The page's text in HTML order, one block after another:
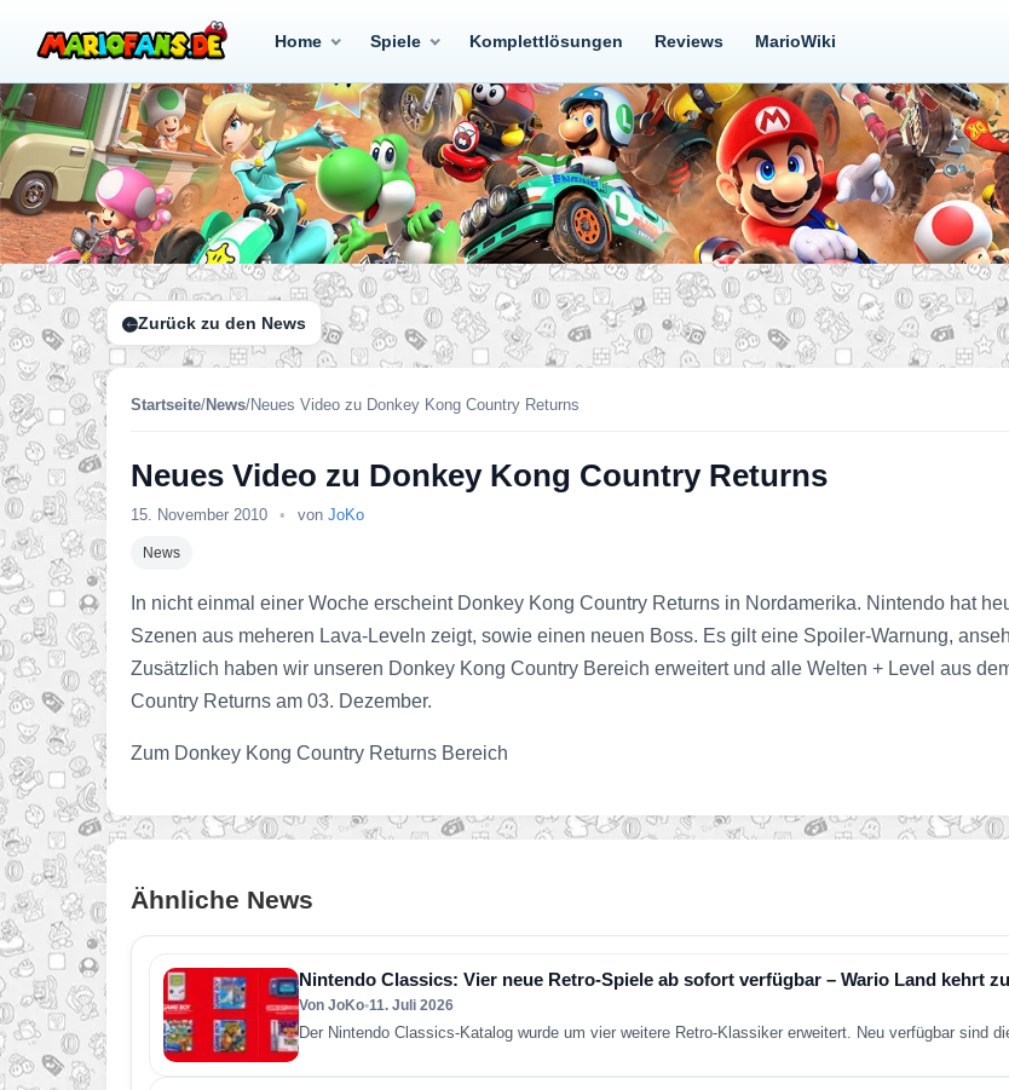
Home Spiele Komplettlösungen Reviews MarioWiki
Zurück zu den News
Startseite/News/Neues Video zu Donkey Kong Country Returns
Neues Video zu Donkey Kong Country Returns
15. November 2010 • von JoKo
News
In nicht einmal einer Woche erscheint Donkey Kong Country Returns in Nordamerika. Nintendo hat
Szenen aus meheren Lava-Leveln zeigt, sowie einen neuen Boss. Es gilt eine Spoiler-Warnung,
Zusätzlich haben wir unseren Donkey Kong Country Bereich erweitert und alle Welten + Level aus
Country Returns am 03. Dezember.
Zum Donkey Kong Country Returns Bereich
Ähnliche News
Nintendo Classics: Vier neue Retro-Spiele ab sofort verfügbar – Wario Land kehrt
Von JoKo•11. Juli 2026
Der Nintendo Classics-Katalog wurde um vier weitere Retro-Klassiker erweitert. Neu verfügbar sind